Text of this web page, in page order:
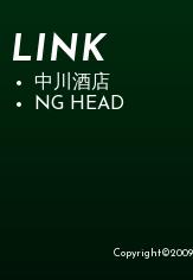
LINK
中川酒店
NG HEAD
Copyright©2009